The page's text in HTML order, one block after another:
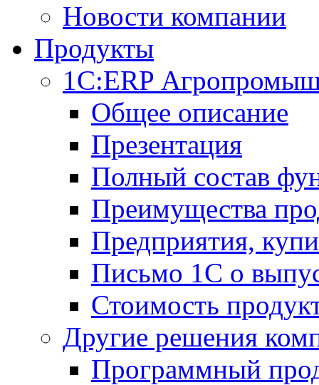
Новости компании
Продукты
1С:ERP
Общее описание
Презентация
Полный состав
Преимущества
Предприятия,
Письмо 1С о
Стоимость
Другие решения
Программный